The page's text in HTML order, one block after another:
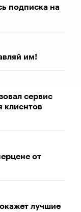
подписка на
им!
сервис
клиентов
от
лучшие